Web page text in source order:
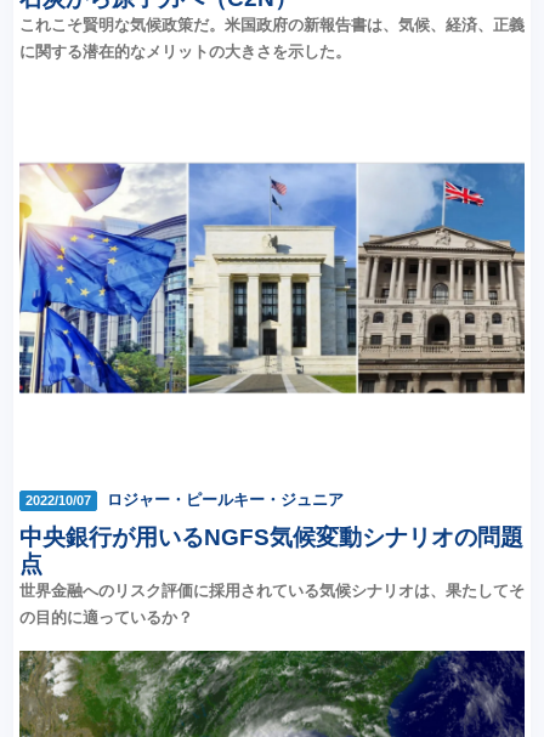
これこそ賢明な気候政策だ。米国政府の新報告書は、気候、経済、正義
に関する潜在的なメリットの大きさを示した。
2022/10/07 ロジャー・ピールキー・ジュニア
中央銀行が用いるNGFS気候変動シナリオの問題
点
世界金融へのリスク評価に採用されている気候シナリオは、果たしてそ
の目的に適っているか？